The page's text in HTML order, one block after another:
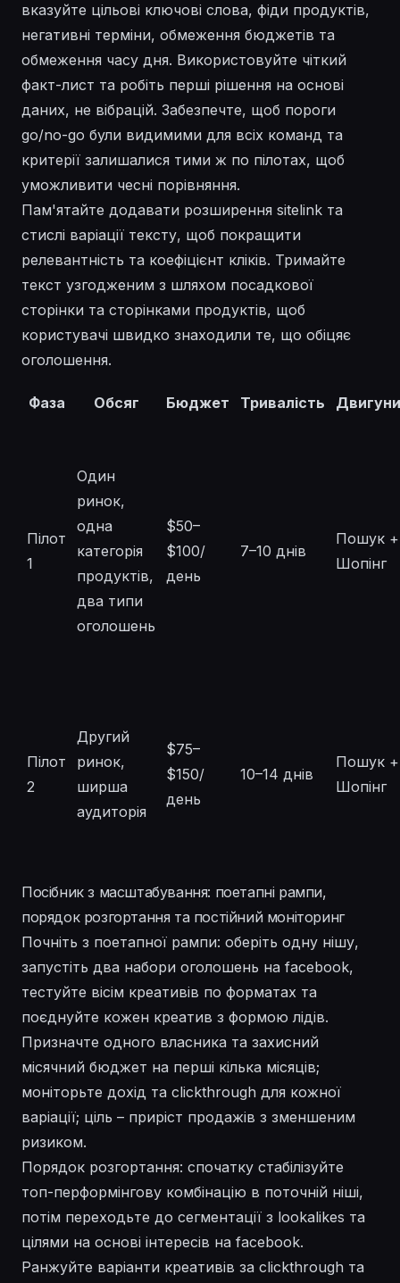
вказуйте цільові ключові слова, фіди продуктів,
негативні терміни, обмеження бюджетів та
обмеження часу дня. Використовуйте чіткий
факт-лист та робіть перші рішення на основі
даних, не вібрацій. Забезпечте, щоб пороги
go/no-go були видимими для всіх команд та
критерії залишалися тими ж по пілотах, щоб
уможливити чесні порівняння.
Пам'ятайте додавати розширення sitelink та
стислі варіації тексту, щоб покращити
релевантність та коефіцієнт кліків. Тримайте
текст узгодженим з шляхом посадкової
сторінки та сторінками продуктів, щоб
користувачі швидко знаходили те, що обіцяє
оголошення.
Фаза Обсяг Бюджет Тривалість Двигуни
Пілот
1
Один
ринок,
одна
категорія
продуктів,
два типи
оголошень
$50–
$100/
день
7–10 днів
Пошук +
Шопінг
Пілот
2
Другий
ринок,
ширша
аудиторія
$75–
$150/
день
10–14 днів
Пошук +
Шопінг
Посібник з масштабування: поетапні рампи,
порядок розгортання та постійний моніторинг
Почніть з поетапної рампи: оберіть одну нішу,
запустіть два набори оголошень на facebook,
тестуйте вісім креативів по форматах та
поєднуйте кожен креатив з формою лідів.
Призначте одного власника та захисний
місячний бюджет на перші кілька місяців;
моніторьте дохід та clickthrough для кожної
варіації; ціль – приріст продажів з зменшеним
ризиком.
Порядок розгортання: спочатку стабілізуйте
топ-перформінгову комбінацію в поточній ніші,
потім переходьте до сегментації з lookalikes та
цілями на основі інтересів на facebook.
Ранжуйте варіанти креативів за clickthrough та